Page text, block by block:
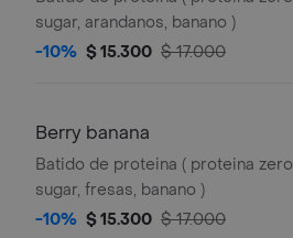
sugar, arandanos, banano )
-10% $ 15.300 $ 17.000
Berry banana
Batido de proteina ( proteina zero
sugar, fresas, banano )
-10% $ 15.300 $ 17.000